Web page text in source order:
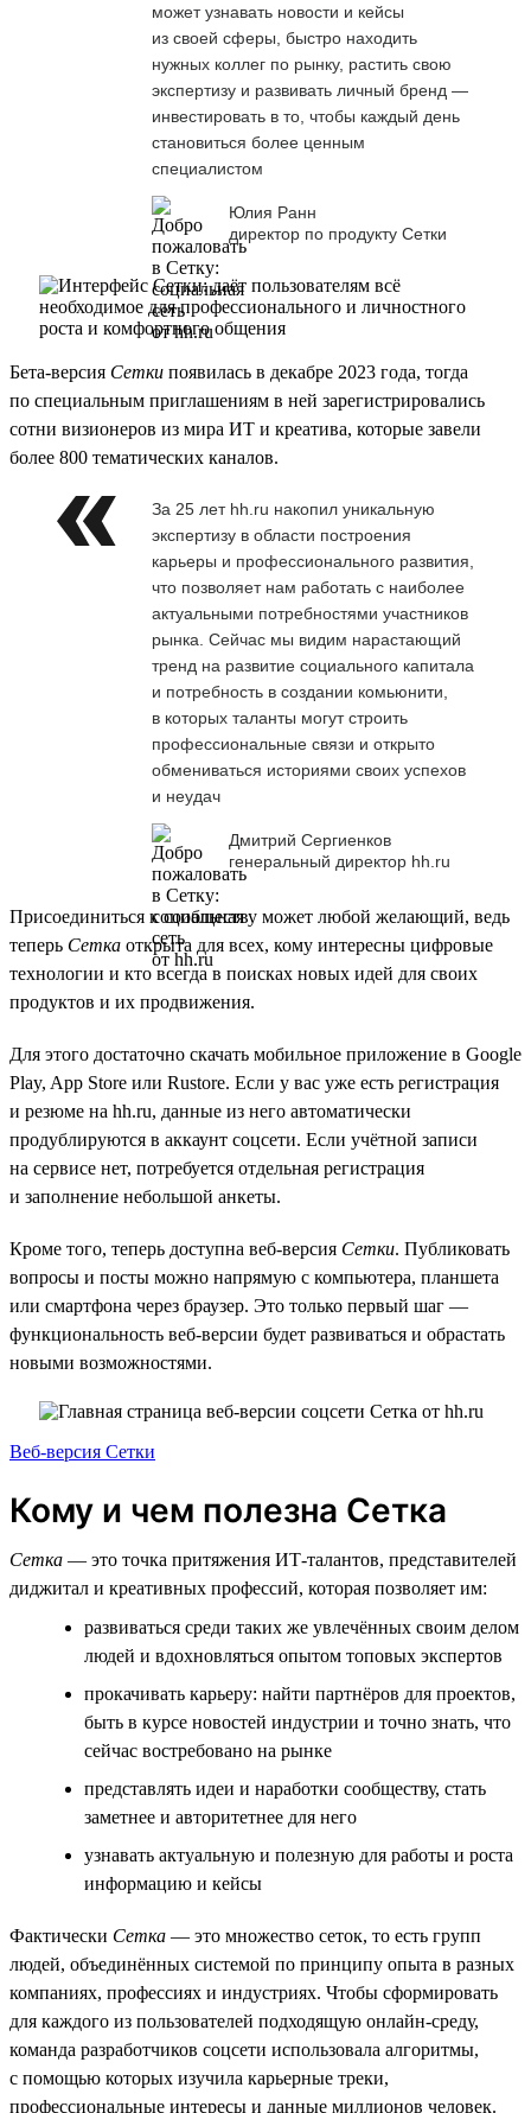
может узнавать новости и кейсы
из своей сферы, быстро находить
нужных коллег по рынку, растить свою
экспертизу и развивать личный бренд —
инвестировать в то, чтобы каждый день
становиться более ценным
специалистом
Юлия Ранн
директор по продукту Сетки
Бета-версия Сетки появилась в декабре 2023 года, тогда
по специальным приглашениям в ней зарегистрировались
сотни визионеров из мира ИТ и креатива, которые завели
более 800 тематических каналов.
За 25 лет hh.ru накопил уникальную
экспертизу в области построения
карьеры и профессионального развития,
что позволяет нам работать с наиболее
актуальными потребностями участников
рынка. Сейчас мы видим нарастающий
тренд на развитие социального капитала
и потребность в создании комьюнити,
в которых таланты могут строить
профессиональные связи и открыто
обмениваться историями своих успехов
и неудач
Дмитрий Сергиенков
генеральный директор hh.ru
Присоединиться к сообществу может любой желающий, ведь
теперь Сетка открыта для всех, кому интересны цифровые
технологии и кто всегда в поисках новых идей для своих
продуктов и их продвижения.
Для этого достаточно скачать мобильное приложение в Google
Play, App Store или Rustore. Если у вас уже есть регистрация
и резюме на hh.ru, данные из него автоматически
продублируются в аккаунт соцсети. Если учётной записи
на сервисе нет, потребуется отдельная регистрация
и заполнение небольшой анкеты.
Кроме того, теперь доступна веб-версия Сетки. Публиковать
вопросы и посты можно напрямую с компьютера, планшета
или смартфона через браузер. Это только первый шаг —
функциональность веб-версии будет развиваться и обрастать
новыми возможностями.
Веб-версия Сетки
Кому и чем полезна Сетка
Сетка — это точка притяжения ИТ-талантов, представителей
диджитал и креативных профессий, которая позволяет им:
развиваться среди таких же увлечённых своим делом
людей и вдохновляться опытом топовых экспертов
прокачивать карьеру: найти партнёров для проектов,
быть в курсе новостей индустрии и точно знать, что
сейчас востребовано на рынке
представлять идеи и наработки сообществу, стать
заметнее и авторитетнее для него
узнавать актуальную и полезную для работы и роста
информацию и кейсы
Фактически Сетка — это множество сеток, то есть групп
людей, объединённых системой по принципу опыта в разных
компаниях, профессиях и индустриях. Чтобы сформировать
для каждого из пользователей подходящую онлайн-среду,
команда разработчиков соцсети использовала алгоритмы,
с помощью которых изучила карьерные треки,
профессиональные интересы и данные миллионов человек.